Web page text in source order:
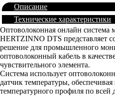
Описание
Технические характеристики
Оптоволоконная онлайн система
HERTZINNO DTS представляет
решение для промышленного
оптоволоконный кабель в
чувствительного элемента.
Система использует
датчик температуры,
температурного профиля по всей